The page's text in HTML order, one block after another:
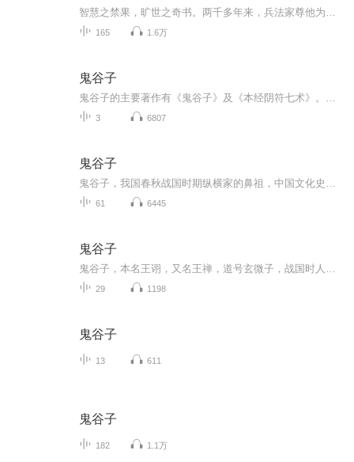
165 1.6万
鬼谷子
3 6807
鬼谷子
61 6445
鬼谷子
29 1198
鬼谷子
13 611
鬼谷子
182 1.1万